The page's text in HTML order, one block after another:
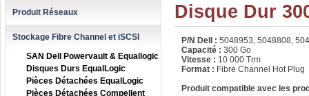
Produit Réseaux
Stockage Fibre Channel et iSCSI
SAN Dell Powervault & Equallogic
Disques Durs EqualLogic
Pièces Détachées EqualLogic
Pièces Détachées Compellent
Disque Dur
P/N Dell : 5048953, 5048808,
Capacité : 300 Go
Vitesse : 10 000 Trm
Format : Fibre Channel Hot Plug
Produit compatible avec les